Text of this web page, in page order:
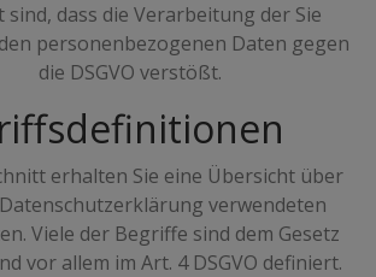
sind, dass die Verarbeitung der Sie
personenbezogenen Daten gegen
die DSGVO verstößt.
erhalten Sie eine Übersicht über
verwendeten
Viele der Begriffe sind dem Gesetz
vor allem im Art. 4 DSGVO definiert.